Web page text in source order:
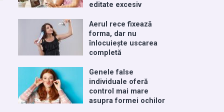
editate excesiv
Aerul rece fixează
forma, dar nu
înlocuiește uscarea
completă
Genele false
individuale oferă
control mai mare
asupra formei ochilor